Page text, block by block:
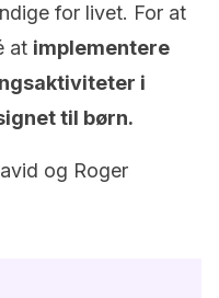
for livet. For at
at implementere
i
til børn.
og Roger